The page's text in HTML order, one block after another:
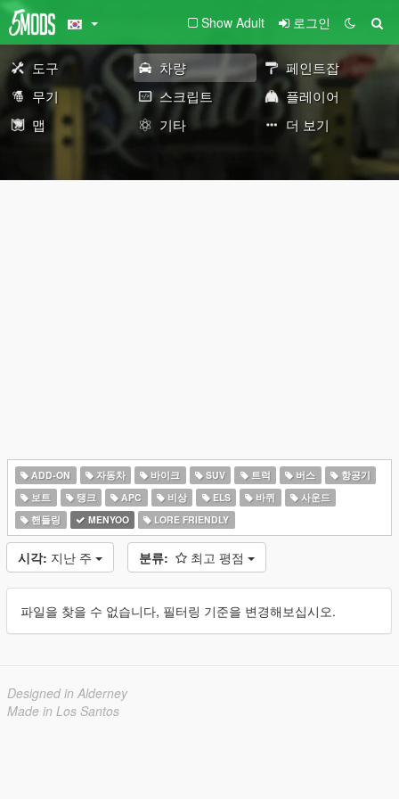
Show Adult 로그인
도구 차량
페인트잡
무기
스크립트
플레이어
맵
기타 더 보기
ADD-ON 자동차 바이크 SUV 트럭 버스
항공기
보트
탱크 APC 비상 ELS 바퀴
사운드
핸들링
MENYOO LORE FRIENDLY
시각: 지난 주 분류: 최고 평점
파일을 찾을 수 없습니다, 필터링 기준을 변경해보십시오.
Designed in Alderney
Made in Los Santos